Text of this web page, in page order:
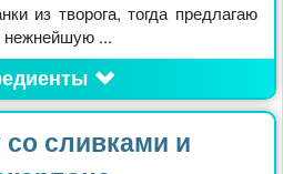
из творога, тогда предлагаю
нежнейшую ...
сливками и